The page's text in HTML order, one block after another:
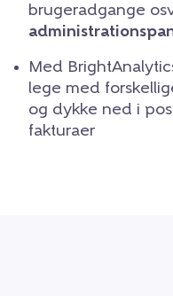
brugeradgange
Med
lege med
og dykke ned i
fakturaer